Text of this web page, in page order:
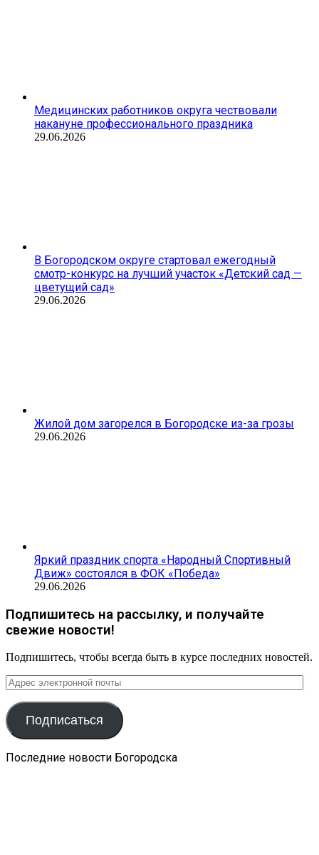
Медицинских работников округа чествовали
накануне профессионального праздника
29.06.2026
В Богородском округе стартовал ежегодный
смотр-конкурс на лучший участок «Детский сад —
цветущий сад»
29.06.2026
Жилой дом загорелся в Богородске из-за грозы
29.06.2026
Яркий праздник спорта «Народный Спортивный
Движ» состоялся в ФОК «Победа»
29.06.2026
Подпишитесь на рассылку, и получайте
свежие новости!
Подпишитесь, чтобы всегда быть в курсе последних новостей.
Адрес
электронной
почты
Подписаться
Последние новости Богородска